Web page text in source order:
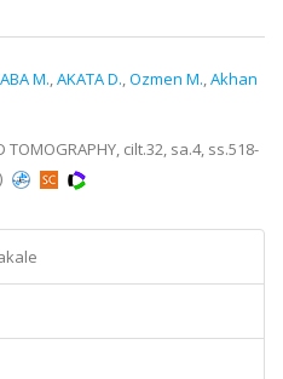
M.,AKATA D.,Ozmen M.,Akhan
TOMOGRAPHY, cilt.32, sa.4, ss.518-